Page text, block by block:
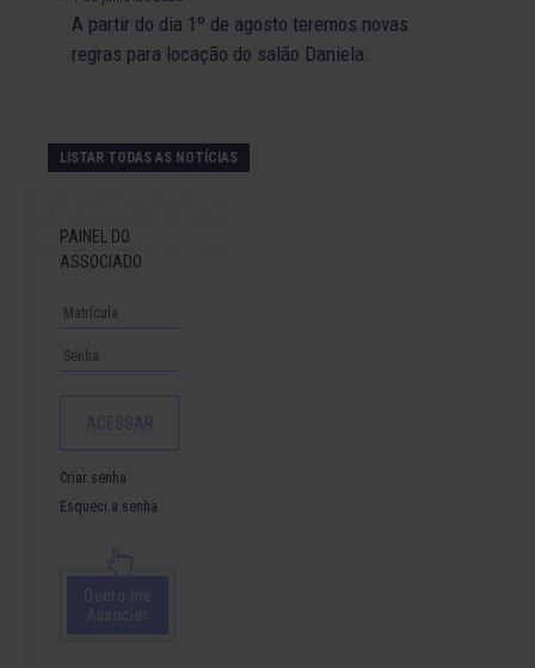
A partir do dia 1º de agosto teremos novas
regras para locação do salão Daniela.
LISTAR TODAS AS NOTÍCIAS
PAINEL DO
ASSOCIADO
Criar senha
Esqueci a senha